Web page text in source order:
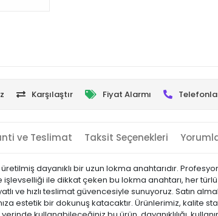
Karşılaştır Fiyat Alarmı
ve Teslimat Taksit Seçenekleri
dayanıklı bir uzun lokma anahtarıdır.
ile dikkat çeken bu lokma anahtarı, her türlü
hızlı teslimat güvencesiyle sunuyoruz. Satın
estetik bir dokunuş katacaktır. Ürünlerimiz, kalite